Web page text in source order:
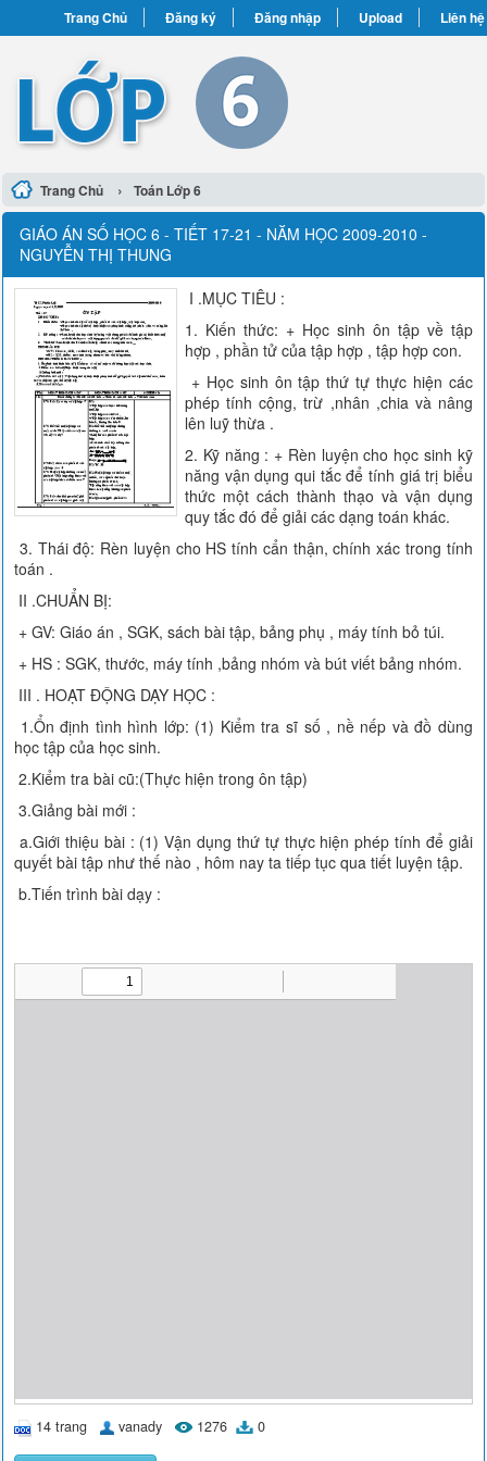
Trang Chủ Đăng ký Đăng nhập Upload Liên hệ
Trang Chủ › Toán Lớp 6
GIÁO ÁN SỐ HỌC 6 - TIẾT 17-21 - NĂM HỌC 2009-2010 -
NGUYỄN THỊ THUNG
I .MỤC TIÊU :
1. Kiến thức: + Học sinh ôn tập về tập
hợp , phần tử của tập hợp , tập hợp con.
+ Học sinh ôn tập thứ tự thực hiện các
phép tính cộng, trừ ,nhân ,chia và nâng
lên luỹ thừa .
2. Kỹ năng : + Rèn luyện cho học sinh kỹ
năng vận dụng qui tắc để tính giá trị biểu
thức một cách thành thạo và vận dụng
quy tắc đó để giải các dạng toán khác.
3. Thái độ: Rèn luyện cho HS tính cẩn thận, chính xác trong tính
toán .
II .CHUẨN BỊ:
+ GV: Giáo án , SGK, sách bài tập, bảng phụ , máy tính bỏ túi.
+ HS : SGK, thước, máy tính ,bảng nhóm và bút viết bảng nhóm.
III . HOẠT ĐỘNG DẠY HỌC :
1.Ổn định tình hình lớp: (1) Kiểm tra sĩ số , nề nếp và đồ dùng
học tập của học sinh.
2.Kiểm tra bài cũ:(Thực hiện trong ôn tập)
3.Giảng bài mới :
a.Giới thiệu bài : (1) Vận dụng thứ tự thực hiện phép tính để giải
quyết bài tập như thế nào , hôm nay ta tiếp tục qua tiết luyện tập.
b.Tiến trình bài dạy :
14 trang vanady 1276 0